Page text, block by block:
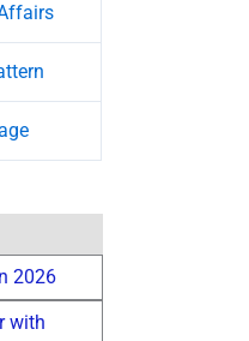
2026
with